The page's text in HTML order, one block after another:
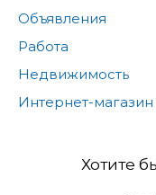
Объявления
Работа
Недвижимость
Интернет-магазин
Хотите